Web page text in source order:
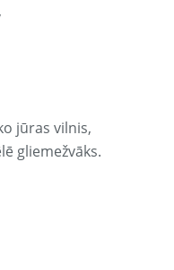
jūras vilnis,
gliemežvāks.